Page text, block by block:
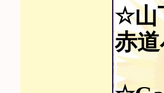
☆山
赤